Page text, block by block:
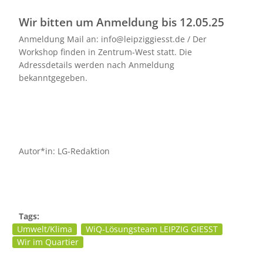
Wir bitten um Anmeldung bis 12.05.25
Anmeldung Mail an: info@leipziggiesst.de / Der
Workshop finden in Zentrum-West statt. Die
Adressdetails werden nach Anmeldung
bekanntgegeben.
Autor*in: LG-Redaktion
Tags:
Umwelt/Klima
WiQ-Lösungsteam LEIPZIG GIESST
Wir im Quartier